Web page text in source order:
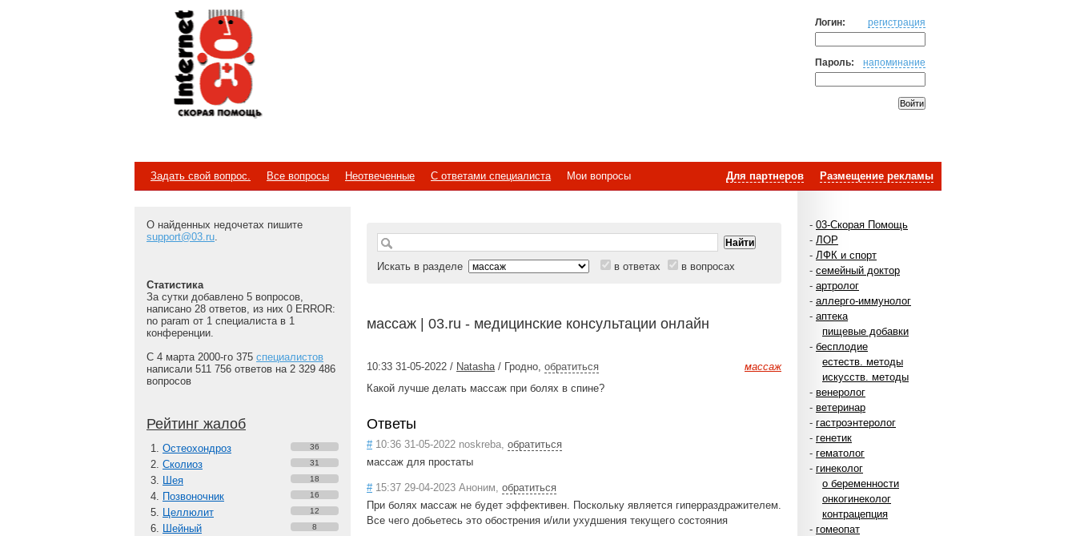
Логин: регистрация
Пароль: напоминание
Internet
Скорая помощь
Размещение рекламы
Для партнеров
Задать свой вопрос. Все вопросы Неотвеченные С ответами специалиста Мои вопросы
- 03-Скорая Помощь
- ЛОР
- ЛФК и спорт
- семейный доктор
- артролог
- аллерго-иммунолог
- аптека
пищевые добавки
- бесплодие
естеств. методы
искусств. методы
- венеролог
- ветеринар
- гастроэнтеролог
- генетик
- гематолог
- гинеколог
о беременности
онкогинеколог
контрацепция
- гомеопат
О найденных недочетах пишите
support@03.ru.
Статистика
За сутки добавлено 5 вопросов,
написано 28 ответов, из них 0 ERROR:
no param от 1 специалиста в 1
конференции.
С 4 марта 2000-го 375 специалистов
написали 511 756 ответов на 2 329 486
вопросов
Рейтинг жалоб
Остеохондроз 36
Сколиоз 31
Шея 18
Позвоночник 16
Целлюлит 12
Шейный 8
Искать в разделе в ответах в вопросах
массаж | 03.ru - медицинские консультации онлайн
массаж
10:33 31-05-2022 / Natasha/ Гродно, обратиться
Какой лучше делать массаж при болях в спине?
Ответы
#10:36 31-05-2022 noskreba, обратиться
массаж для простаты
#15:37 29-04-2023 Аноним, обратиться
При болях массаж не будет эффективен. Поскольку является гиперраздражителем.
Все чего добьетесь это обострения и/или ухудшения текущего состояния